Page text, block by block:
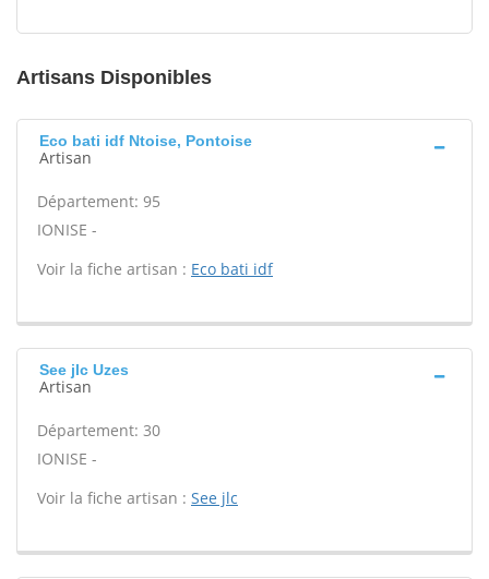
Artisans Disponibles
Eco bati idf Ntoise, Pontoise
Artisan
Département: 95
IONISE -
Voir la fiche artisan : Eco bati idf
See jlc Uzes
Artisan
Département: 30
IONISE -
Voir la fiche artisan : See jlc